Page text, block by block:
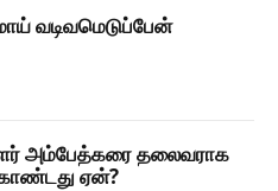
வடிவமெடுப்பேன்
அம்பேத்கரை தலைவராக
ஏன்?